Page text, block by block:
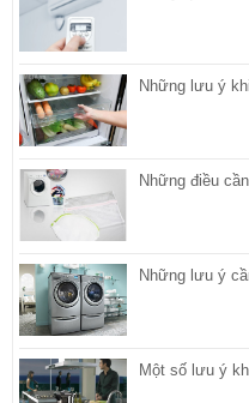
Những lưu ý
Những điều
Những lưu ý
Một số lưu ý